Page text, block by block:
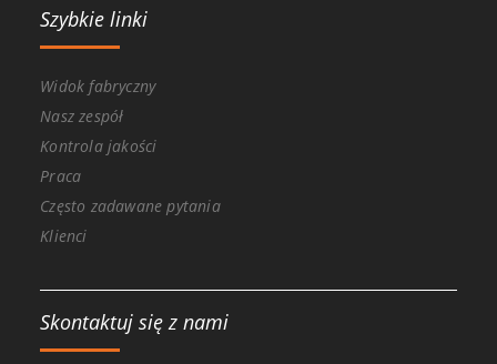
Szybkie linki
Widok fabryczny
Nasz zespół
Kontrola jakości
Praca
Często zadawane pytania
Klienci
Skontaktuj się z nami